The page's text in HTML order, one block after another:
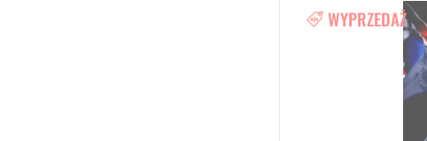
WYPRZEDAŻ